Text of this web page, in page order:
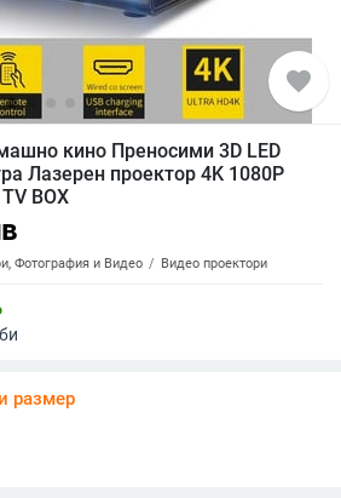
favorite
кино Преносими 3D LED
Лазерен проектор 4K 1080P
BOX
Фотография и Видео Видео проектори
размер